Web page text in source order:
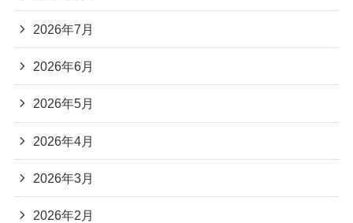
2026年7月
2026年6月
2026年5月
2026年4月
2026年3月
2026年2月